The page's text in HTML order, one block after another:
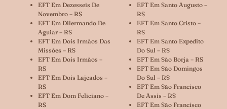
EFT Em Dezesseis De
Novembro – RS
EFT Em Dilermando De
Aguiar – RS
EFT Em Dois Irmãos Das
Missões – RS
EFT Em Dois Irmãos –
RS
EFT Em Dois Lajeados –
RS
EFT Em Dom Feliciano –
RS
EFT Em Santo Augusto –
RS
EFT Em Santo Cristo –
RS
EFT Em Santo Expedito
Do Sul – RS
EFT Em São Borja – RS
EFT Em São Domingos
Do Sul – RS
EFT Em São Francisco
De Assis – RS
EFT Em São Francisco